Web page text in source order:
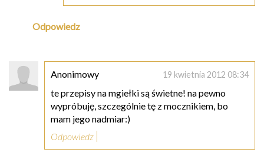
Odpowiedz
Anonimowy 19 kwietnia 2012 08:34
te przepisy na mgiełki są świetne! na pewno
wypróbuję, szczególnie tę z mocznikiem, bo
mam jego nadmiar:)
Odpowiedz